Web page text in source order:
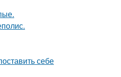
себе